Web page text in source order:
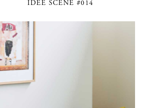
IDÉE SCENE #014